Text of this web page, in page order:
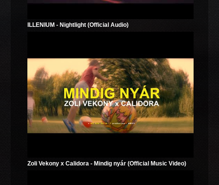
ILLENIUM - Nightlight (Official Audio)
Zoli Vekony x Calidora - Mindig nyár (Official Music Video)